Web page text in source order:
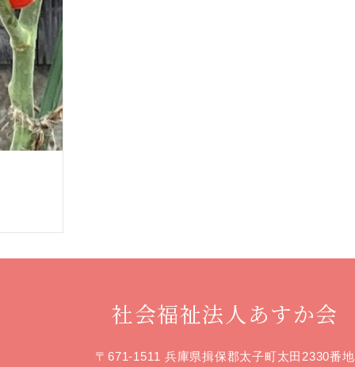
社会福祉法人あすか会
〒671-1511 兵庫県揖保郡太子町太田2330番地